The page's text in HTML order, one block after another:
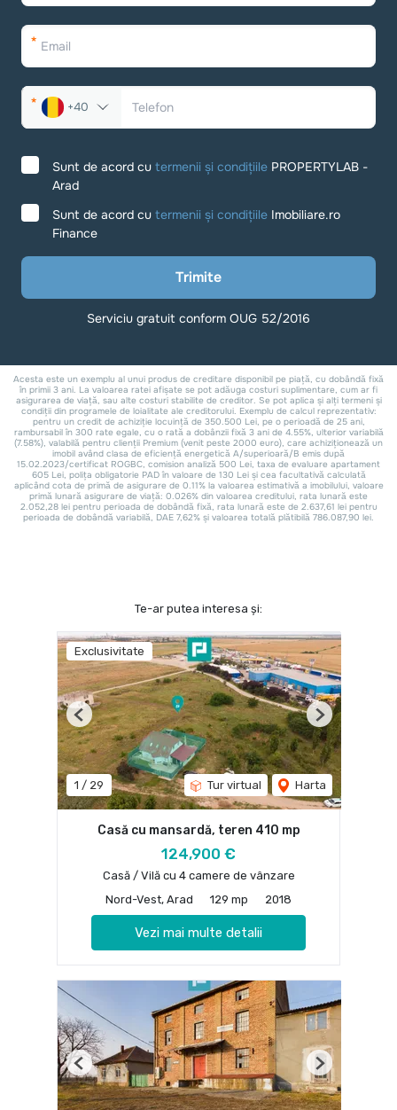
Te-ar putea interesa și:
Exclusivitate
1 / 29 Tur virtual Harta
Previous Next
Casă cu mansardă, teren 410 mp
124,900 €
Casă / Vilă cu 4 camere de vânzare
Nord-Vest, Arad
129 mp 2018
Vezi mai multe detalii
Previous Next